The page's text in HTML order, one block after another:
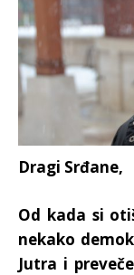
Dragi Srđane,
Od kada si
nekako
Jutra i